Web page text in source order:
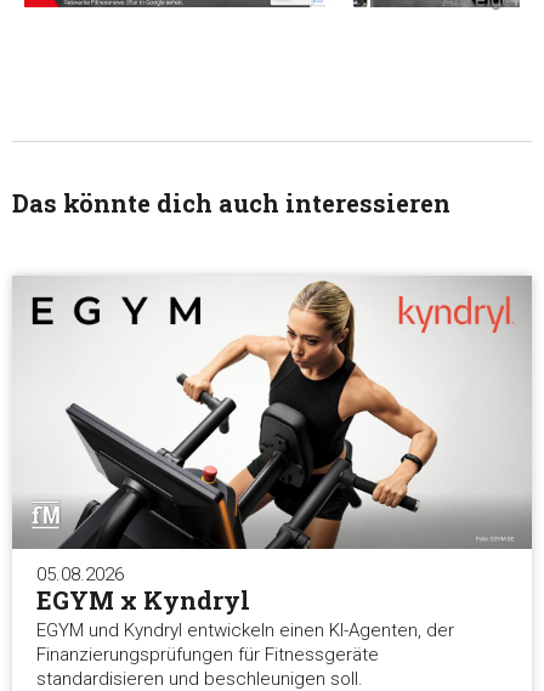
Das könnte dich auch interessieren
05.08.2026
EGYM x Kyndryl
EGYM und Kyndryl entwickeln einen KI-Agenten, der
Finanzierungsprüfungen für Fitnessgeräte
standardisieren und beschleunigen soll.